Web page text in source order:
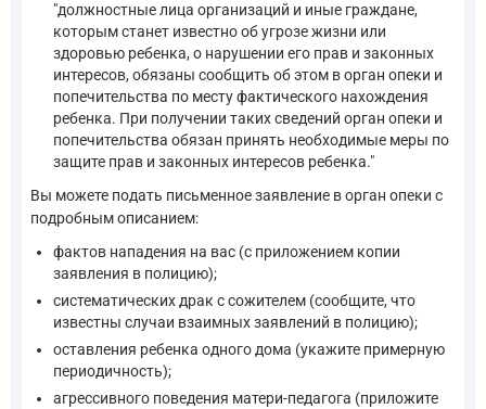
"должностные лица организаций и иные граждане,
которым станет известно об угрозе жизни или
здоровью ребенка, о нарушении его прав и законных
интересов, обязаны сообщить об этом в орган опеки и
попечительства по месту фактического нахождения
ребенка. При получении таких сведений орган опеки и
попечительства обязан принять необходимые меры по
защите прав и законных интересов ребенка."
Вы можете подать письменное заявление в орган опеки с
подробным описанием:
фактов нападения на вас (с приложением копии
заявления в полицию);
систематических драк с сожителем (сообщите, что
известны случаи взаимных заявлений в полицию);
оставления ребенка одного дома (укажите примерную
периодичность);
агрессивного поведения матери-педагога (приложите